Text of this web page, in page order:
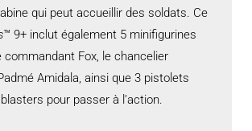
qui peut accueillir des soldats. Ce
™ 9+ inclut également 5 minifigurines
commandant Fox, le chancelier
Amidala, ainsi que 3 pistolets
pour passer à l’action.